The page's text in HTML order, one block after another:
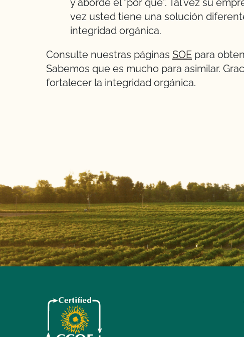
y aborde el “por qué”. Tal vez su
vez usted tiene una solución
integridad orgánica.
Consulte nuestras páginas SOE para
Sabemos que es mucho para asimilar.
fortalecer la integridad orgánica.